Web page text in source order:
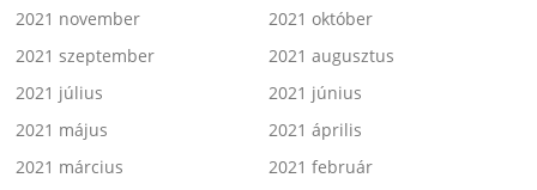
2021 november
2021 október
2021 szeptember
2021 augusztus
2021 július
2021 június
2021 május
2021 április
2021 március
2021 február